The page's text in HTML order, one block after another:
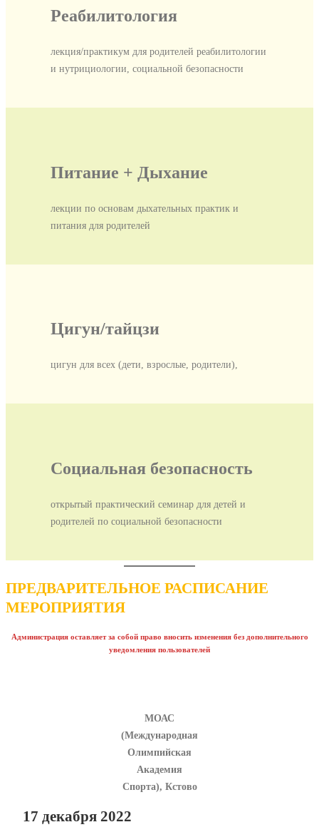
Реабилитология
лекция/практикум для родителей реабилитологии
и нутрициологии, социальной безопасности
Питание + Дыхание
лекции по основам дыхательных практик и
питания для родителей
Цигун/тайцзи
цигун для всех (дети, взрослые, родители),
Социальная безопасность
открытый практический семинар для детей и
родителей по социальной безопасности
ПРЕДВАРИТЕЛЬНОЕ РАСПИСАНИЕ
МЕРОПРИЯТИЯ
Администрация оставляет за собой право вносить изменения без дополнительного
уведомления пользователей
МОАС
(Международная
Олимпийская
Академия
Спорта), Кстово
17 декабря 2022